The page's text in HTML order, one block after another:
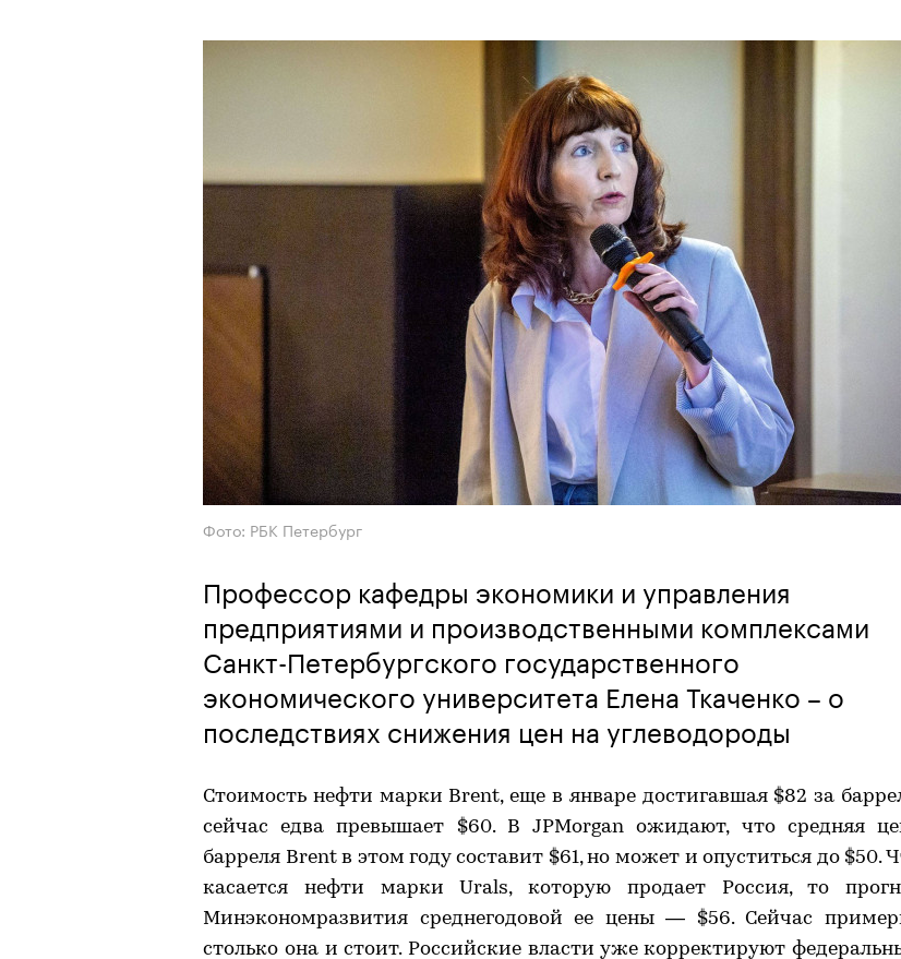
Фото: РБК Петербург
Профессор кафедры экономики и управления
предприятиями и производственными комплексами
Санкт-Петербургского государственного
экономического университета Елена Ткаченко – о
последствиях снижения цен на углеводороды
Стоимость нефти марки Brent, еще в январе достигавшая $82 за
сейчас едва превышает $60. В JPMorgan ожидают, что средняя
барреля Brent в этом году составит $61, но может и опуститься до $50.
касается нефти марки Urals, которую продает Россия, то
Минэкономразвития среднегодовой ее цены — $56. Сейчас
столько она и стоит. Российские власти уже корректируют